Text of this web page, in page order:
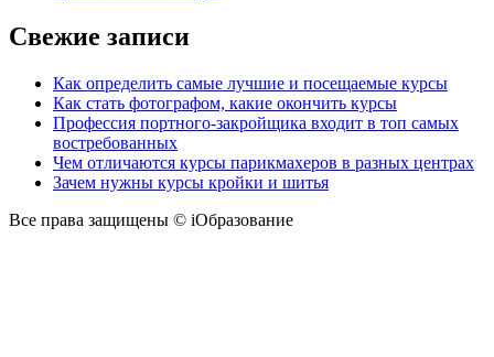
Свежие записи
Как определить самые лучшие и посещаемые курсы
Как стать фотографом, какие окончить курсы
Профессия портного-закройщика входит в топ самых
востребованных
Чем отличаются курсы парикмахеров в разных центрах
Зачем нужны курсы кройки и шитья
Все права защищены © iОбразование